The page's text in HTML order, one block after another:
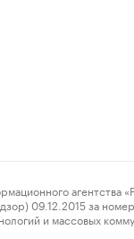
агентства
09.12.2015 за
и массовых